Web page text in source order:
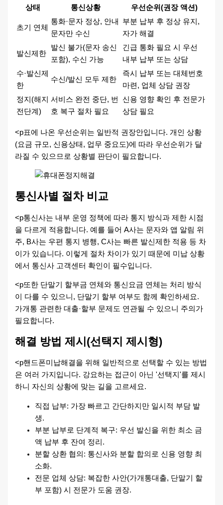
상태 통신상황 우선순위(권장 액션)
초기 연체
통화·문자 정상, 안내
문자만 수신
부분 납부 후 정상 유지,
자가 해결
발신제한
발신 불가(문자 송신
포함), 수신 가능
긴급 통화 필요 시 우선
내부 납부 또는 상담
수·발신제
한
수신/발신 모두 제한
즉시 납부 또는 대체번호
마련, 업체 상담 권장
정지(해지
전단계)
서비스 완전 중단, 번
호 복구 절차 필요
신용 영향 확인 후 전문가
상담 필요
<p표에 나온 우선순위는 일반적 권장안입니다. 개인 상황
(요금 규모, 신용상태, 업무 중요도)에 따라 우선순위가 달
라질 수 있으므로 상황별 판단이 필요합니다.
통신사별 절차 비교
<p통신사는 내부 운영 정책에 따라 통지 방식과 제한 시점
을 다르게 적용합니다. 예를 들어 A사는 문자와 앱 알림 위
주, B사는 우편 통지 병행, C사는 빠른 발신제한 적용 등 차
이가 있습니다. 이렇게 절차 차이가 있기 때문에 미납 상황
에서 통신사 고객센터 확인이 필수입니다.
<p또한 단말기 할부금 연체와 통신요금 연체는 처리 방식
이 다를 수 있으니, 단말기 할부 여부도 함께 확인하세요.
가개통 관련한 대출·할부 문제도 연관될 수 있으니 주의가
필요합니다.
해결 방법 제시(선택지 제시형)
<p핸드폰미납해결을 위해 일반적으로 선택할 수 있는 방법
은 여러 가지입니다. 강요하는 접근이 아닌 '선택지'를 제시
하니 자신의 상황에 맞는 길을 고르세요.
직접 납부: 가장 빠르고 간단하지만 일시적 부담 발
생.
부분 납부로 단계적 복구: 우선 발신을 위한 최소 금
액 납부 후 잔여 정리.
분할 상환 협의: 통신사와 분할 합의로 신용 영향 최
소화.
전문 업체 상담: 복잡한 사안(가개통대출, 단말기 할
부 포함) 시 전문가 도움 권장.